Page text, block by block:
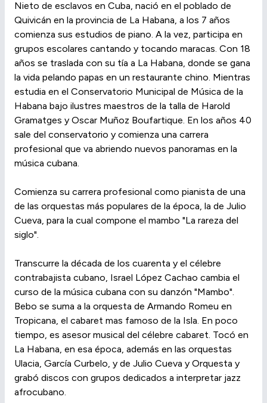
Nieto de esclavos en Cuba, nació en el poblado de
Quivicán en la provincia de La Habana, a los 7 años
comienza sus estudios de piano. A la vez, participa en
grupos escolares cantando y tocando maracas. Con 18
años se traslada con su tía a La Habana, donde se gana
la vida pelando papas en un restaurante chino. Mientras
estudia en el Conservatorio Municipal de Música de la
Habana bajo ilustres maestros de la talla de Harold
Gramatges y Oscar Muñoz Boufartique. En los años 40
sale del conservatorio y comienza una carrera
profesional que va abriendo nuevos panoramas en la
música cubana.
Comienza su carrera profesional como pianista de una
de las orquestas más populares de la época, la de Julio
Cueva, para la cual compone el mambo "La rareza del
siglo".
Transcurre la década de los cuarenta y el célebre
contrabajista cubano, Israel López Cachao cambia el
curso de la música cubana con su danzón "Mambo".
Bebo se suma a la orquesta de Armando Romeu en
Tropicana, el cabaret mas famoso de la Isla. En poco
tiempo, es asesor musical del célebre cabaret. Tocó en
La Habana, en esa época, además en las orquestas
Ulacia, García Curbelo, y de Julio Cueva y Orquesta y
grabó discos con grupos dedicados a interpretar jazz
afrocubano.